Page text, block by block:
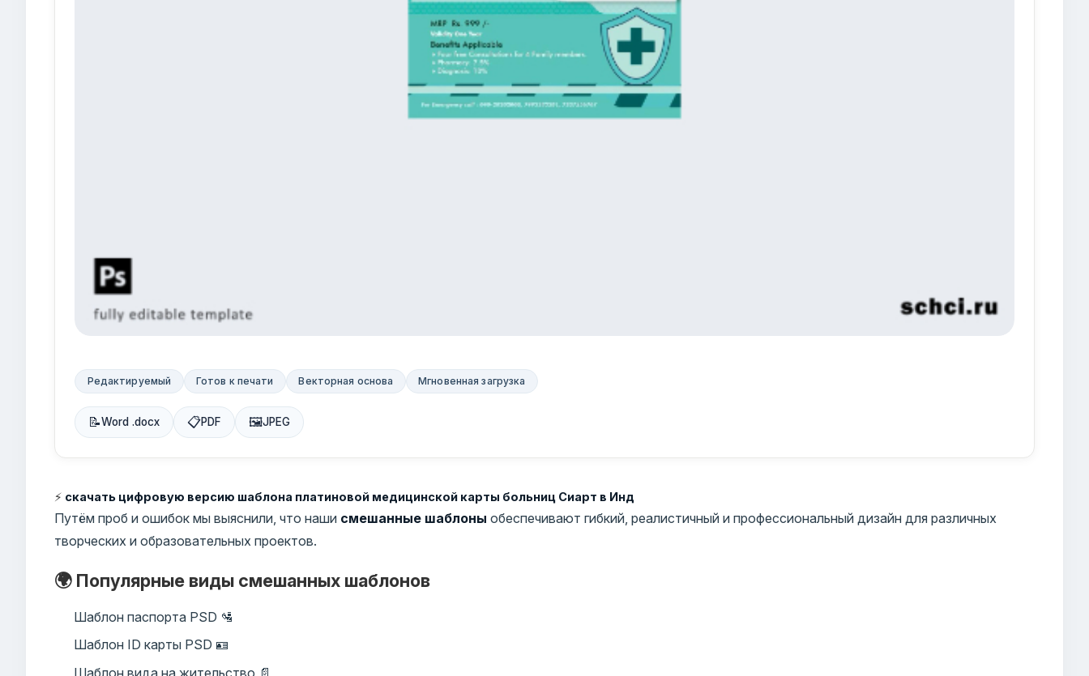
Редактируемый Готов к печати Векторная основа Мгновенная загрузка
📝Word .docx 📋PDF 🖼JPEG
⚡ скачать цифровую версию шаблона платиновой медицинской карты больниц Сиарт в Инд
Путём проб и ошибок мы выяснили, что наши смешанные шаблоны обеспечивают гибкий, реалистичный и профессиональный дизайн для различных
творческих и образовательных проектов.
🌍 Популярные виды смешанных шаблонов
Шаблон паспорта PSD 🛂
Шаблон ID карты PSD 🪪
Шаблон вида на жительство 📄